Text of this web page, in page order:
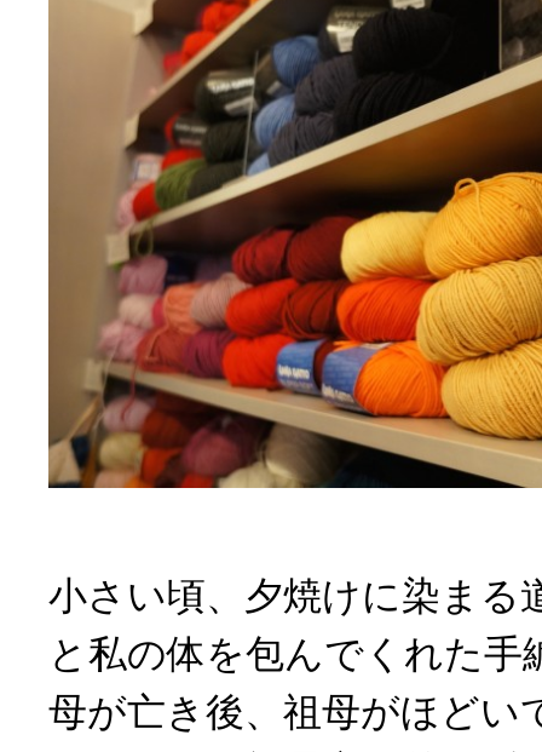
小さい頃、夕焼けに染まる
と私の体を包んでくれた手
母が亡き後、祖母がほどい